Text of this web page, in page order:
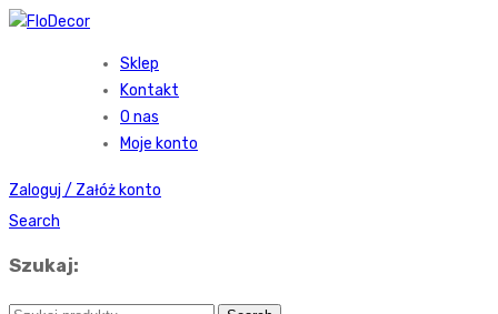
Sklep
Kontakt
O nas
Moje konto
Zaloguj / Załóż konto
Search
Szukaj: